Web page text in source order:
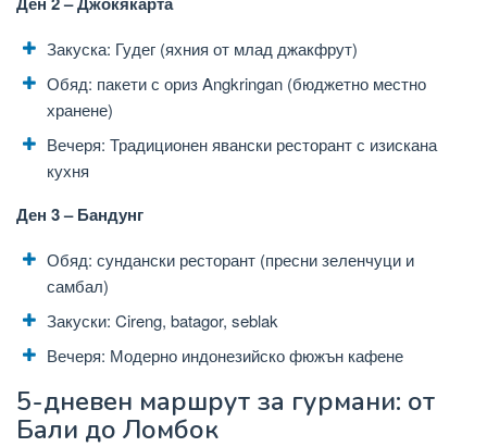
Закуска: Гудег (яхния от млад джакфрут)
Обяд: пакети с ориз Angkringan (бюджетно местно
хранене)
Вечеря: Традиционен явански ресторант с изискана
кухня
Ден 3 – Бандунг
Обяд: сундански ресторант (пресни зеленчуци и
самбал)
Закуски: Cireng, batagor, seblak
Вечеря: Модерно индонезийско фюжън кафене
5-дневен маршрут за гурмани: от
Бали до Ломбок